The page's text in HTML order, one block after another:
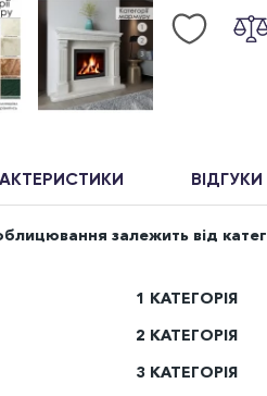
ВІДГУКИ
залежить від
1 КАТЕГОРІЯ
2 КАТЕГОРІЯ
3 КАТЕГОРІЯ